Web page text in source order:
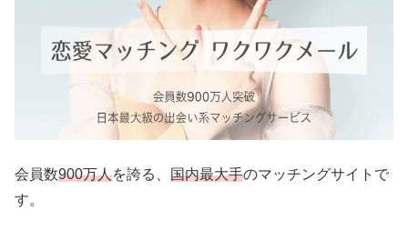
会員数900万人を誇る、 国内最大手のマッチングサイトで
す。